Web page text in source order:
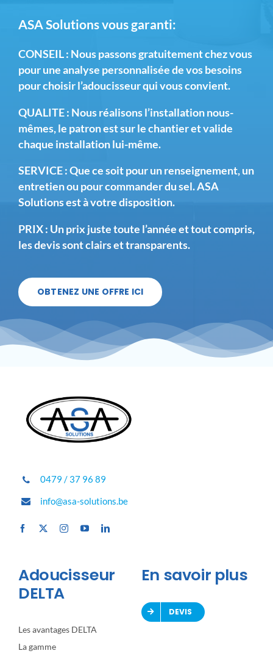
ASA Solutions vous garanti:
CONSEIL : Nous passons gratuitement chez vous
pour une analyse personnaliséede vos besoins
pour choisir l’adoucisseur qui vous convient.
QUALITE : Nous réalisons l’installation nous-
mêmes,le patron est sur le chantieret valide
chaque installation lui-même.
SERVICE : Que ce soit pour un renseignement, un
entretien ou pour commander du sel. ASA
Solutions est à votre disposition.
PRIX : Un prix juste toute l’année et tout compris,
les devis sont clairs et transparents.
OBTENEZ UNE OFFRE ICI
0479 / 37 96 89
info@asa-solutions.be
Adoucisseur
DELTA
Les avantages DELTA
La gamme
En savoir plus
DEVIS